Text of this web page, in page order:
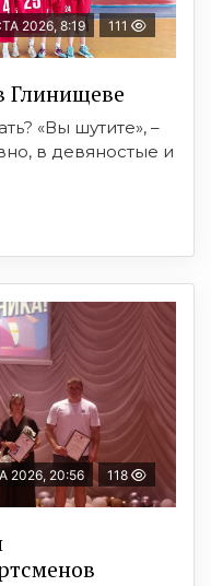
2026, 8:19 111
Глинищеве
«Вы шутите», –
в девяностые и
2026, 20:56 118